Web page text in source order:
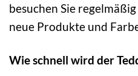
besuchen Sie
neue Produkte und
Wie schnell wird der